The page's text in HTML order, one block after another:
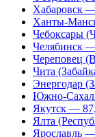
Хабаровск
Ханты-
Чебоксары
Челябинск
Череповец
Чита
Энергодар
Южно-
Якутск —
Ялта
Ярославль